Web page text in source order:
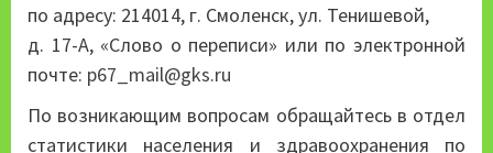
по адресу: 214014, г. Смоленск, ул. Тенишевой,
д. 17-А, «Слово о переписи» или по электронной
почте: p67_mail@gks.ru
По возникающим вопросам обращайтесь в отдел
статистики населения и здравоохранения по